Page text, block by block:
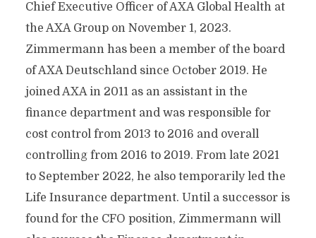
Chief Executive Officer of AXA Global Health at
the AXA Group on November 1, 2023.
Zimmermann has been a member of the board
of AXA Deutschland since October 2019. He
joined AXA in 2011 as an assistant in the
finance department and was responsible for
cost control from 2013 to 2016 and overall
controlling from 2016 to 2019. From late 2021
to September 2022, he also temporarily led the
Life Insurance department. Until a successor is
found for the CFO position, Zimmermann will